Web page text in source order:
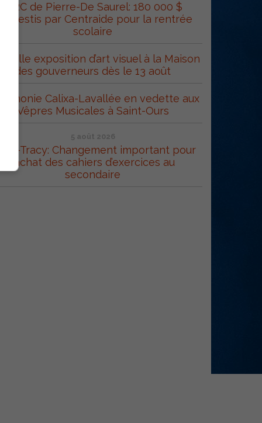
MRC de Pierre-De Saurel: 180 000 $
par Centraide pour la rentrée
scolaire
exposition d’art visuel à la Maison
des gouverneurs dès le 13 août
Calixa-Lavallée en vedette aux
Vêpres Musicales à Saint-Ours
5 août 2026
Tracy: Changement important pour
l’achat des cahiers d’exercices au
secondaire